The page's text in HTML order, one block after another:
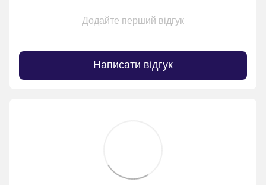
Додайте перший відгук
Написати відгук